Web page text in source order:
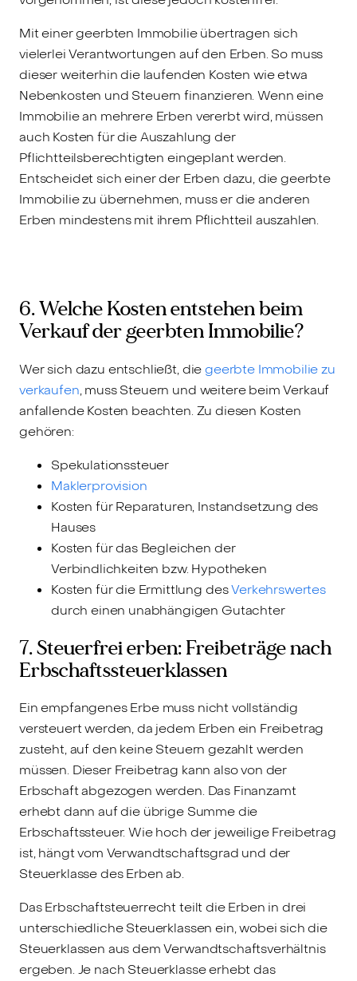
Mit einer geerbten Immobilie übertragen sich
vielerlei Verantwortungen auf den Erben. So muss
dieser weiterhin die laufenden Kosten wie etwa
Nebenkosten und Steuern finanzieren. Wenn eine
Immobilie an mehrere Erben vererbt wird, müssen
auch Kosten für die Auszahlung der
Pflichtteilsberechtigten eingeplant werden.
Entscheidet sich einer der Erben dazu, die geerbte
Immobilie zu übernehmen, muss er die anderen
Erben mindestens mit ihrem Pflichtteil auszahlen.
6. Welche Kosten entstehen beim
Verkauf der geerbten Immobilie?
Wer sich dazu entschließt, diegeerbte Immobilie zu
verkaufen, muss Steuern und weitere beim Verkauf
anfallende Kosten beachten. Zu diesen Kosten
gehören:
Spekulationssteuer
Maklerprovision
Kosten für Reparaturen, Instandsetzung des
Hauses
Kosten für das Begleichen der
Verbindlichkeiten bzw. Hypotheken
Kosten für die Ermittlung desVerkehrswertes
durch einen unabhängigen Gutachter
7. Steuerfrei erben: Freibeträge nach
Erbschaftssteuerklassen
Ein empfangenes Erbe muss nicht vollständig
versteuert werden, da jedem Erben ein Freibetrag
zusteht, auf den keine Steuern gezahlt werden
müssen. Dieser Freibetrag kann also von der
Erbschaft abgezogen werden. Das Finanzamt
erhebt dann auf die übrige Summe die
Erbschaftssteuer. Wie hoch der jeweilige Freibetrag
ist, hängt vom Verwandtschaftsgrad und der
Steuerklasse des Erben ab.
Das Erbschaftsteuerrecht teilt die Erben in drei
unterschiedliche Steuerklassen ein, wobei sich die
Steuerklassen aus dem Verwandtschaftsverhältnis
ergeben. Je nach Steuerklasse erhebt das